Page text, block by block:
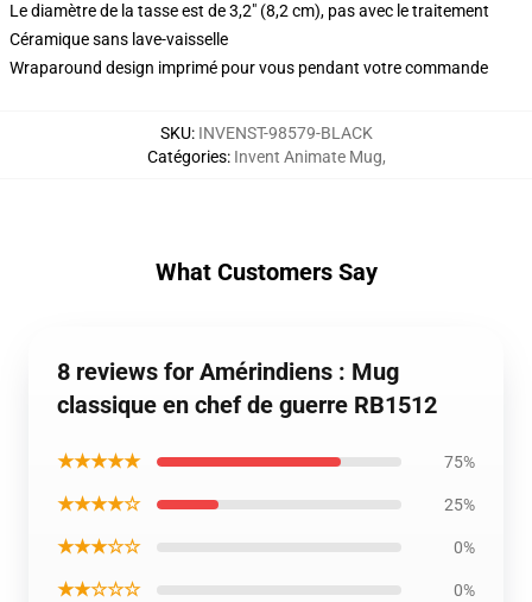
Le diamètre de la tasse est de 3,2" (8,2 cm), pas avec le traitement
Céramique sans lave-vaisselle
Wraparound design imprimé pour vous pendant votre commande
SKU: INVENST-98579-BLACK
Catégories: Invent Animate Mug,
What Customers Say
8 reviews for Amérindiens : Mug
classique en chef de guerre RB1512
★★★★★ 75%
★★★★☆ 25%
★★★☆☆ 0%
★★☆☆☆ 0%